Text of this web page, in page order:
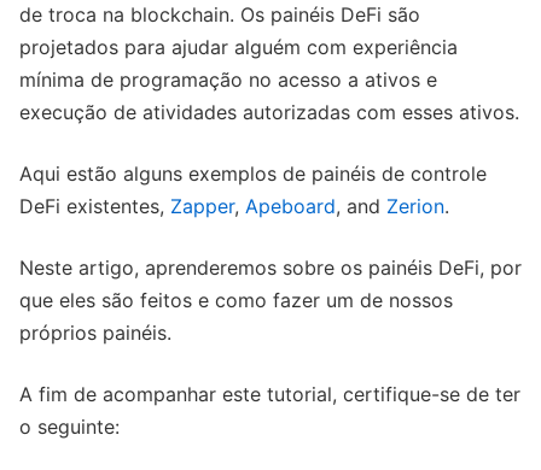
de troca na blockchain. Os painéis DeFi são
projetados para ajudar alguém com experiência
mínima de programação no acesso a ativos e
execução de atividades autorizadas com esses ativos.
Aqui estão alguns exemplos de painéis de controle
DeFi existentes, Zapper, Apeboard, and Zerion.
Neste artigo, aprenderemos sobre os painéis DeFi, por
que eles são feitos e como fazer um de nossos
próprios painéis.
A fim de acompanhar este tutorial, certifique-se de ter
o seguinte: